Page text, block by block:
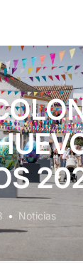
Noticias